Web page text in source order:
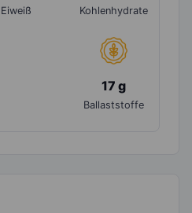
Eiweiß Kohlenhydrate
17 g
Ballaststoffe